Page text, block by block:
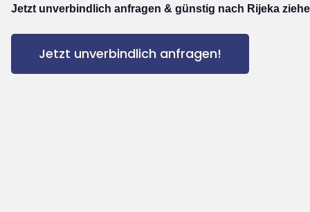
Jetzt unverbindlich anfragen & günstig nach Rijeka
Jetzt unverbindlich anfragen!